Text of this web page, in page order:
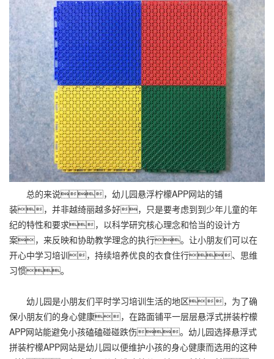
总的来说， 幼儿园悬浮柠檬APP网站的铺
装，并非越绮丽越多好，只是要考虑到到少年儿童的年
纪的特性和要求，以科学研究核心理念和恰当的设计方
案，来反映和协助教学理念的执行。让小朋友们可以在
开心中学习培训，持续培养优良的衣食住行、思维
习惯。
幼儿园是小朋友们平时学习培训生活的地区，为了确
保小朋友们的身心健康，在路面铺平一层层悬浮式拼装柠檬
APP网站能避免小孩磕磕碰碰跌伤。幼儿园选择悬浮式
拼装柠檬APP网站是幼儿园以便维护小孩的身心健康而选用的这种